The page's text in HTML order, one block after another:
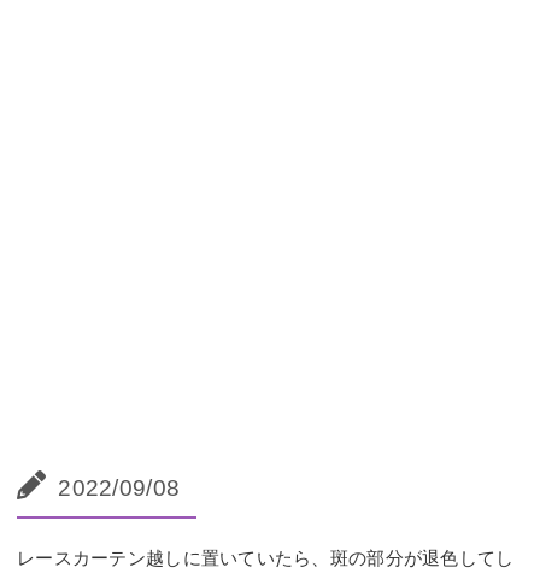
2022/09/08
レースカーテン越しに置いていたら、斑の部分が退色してし